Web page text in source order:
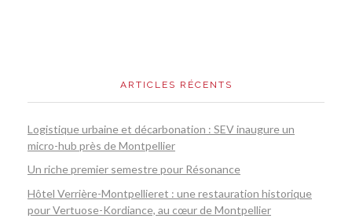
ARTICLES RÉCENTS
Logistique urbaine et décarbonation : SEV inaugure un
micro-hub près de Montpellier
Un riche premier semestre pour Résonance
Hôtel Verrière-Montpellieret : une restauration historique
pour Vertuose-Kordiance, au cœur de Montpellier